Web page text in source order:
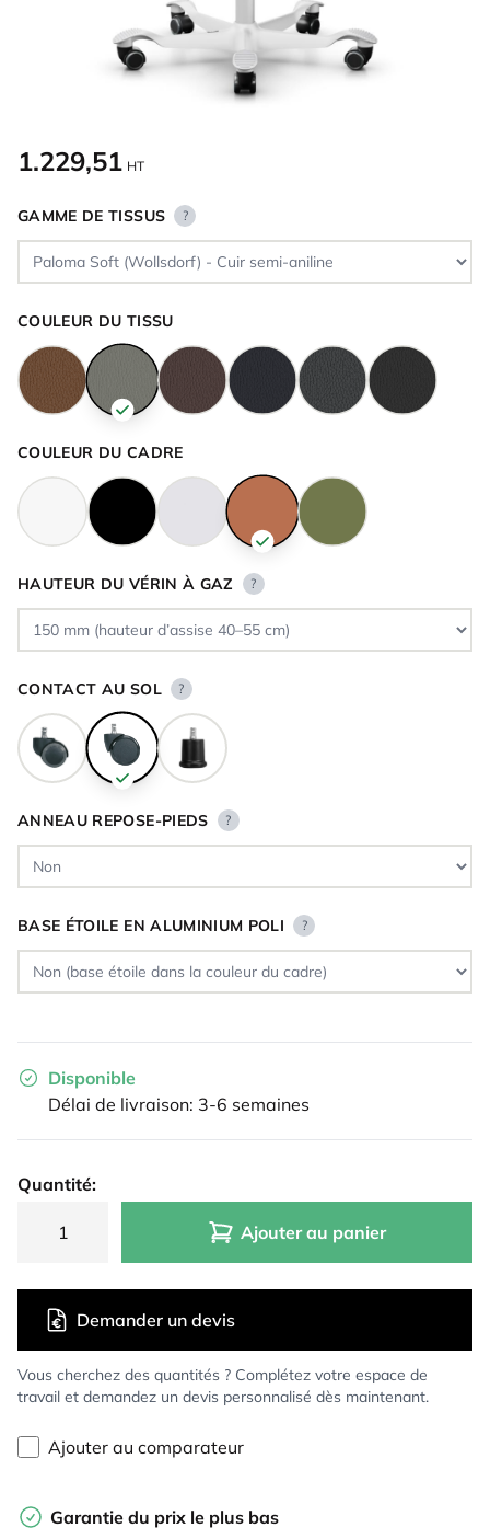
1.229,51 HT
GAMME DE TISSUS ?
COULEUR DU TISSU
COULEUR DU CADRE
HAUTEUR DU VÉRIN À GAZ ?
CONTACT AU SOL ?
ANNEAU REPOSE-PIEDS ?
BASE ÉTOILE EN ALUMINIUM POLI ?
Disponible
Délai de livraison: 3-6 semaines
Quantité:
Ajouter au panier
Vous cherchez des quantités ? Complétez votre espace de
travail et demandez un devis personnalisé dès maintenant.
Demander un devis
Ajouter au comparateur
Garantie du prix le plus bas